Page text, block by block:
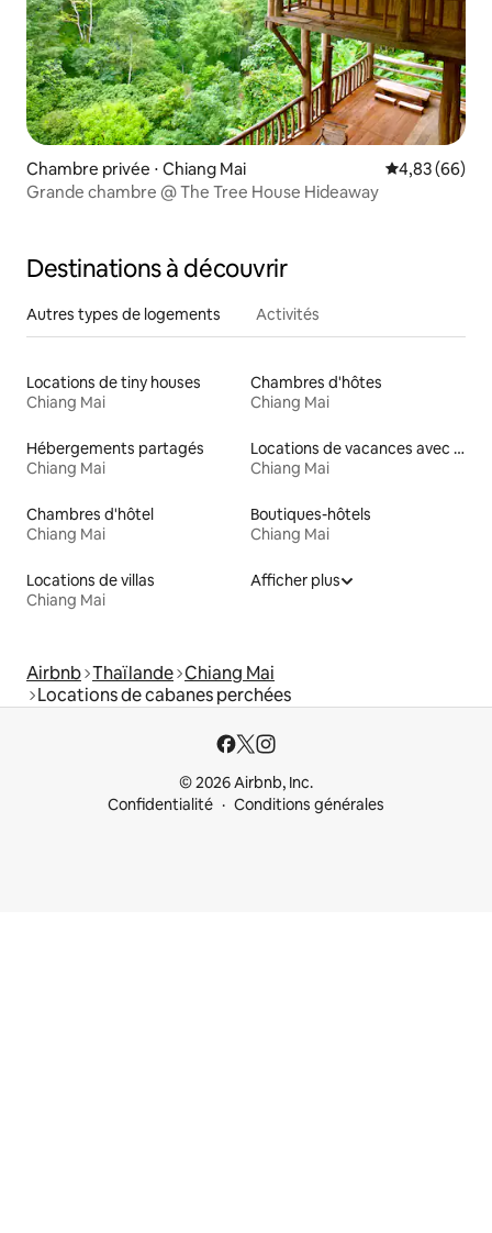
Chambre privée ⋅ Chiang Mai Évaluation
4,83 (66)
Grande chambre @ The Tree House Hideaway
Destinations à découvrir
Autres types de logements Activités
Locations de tiny houses
Chiang Mai
Chambres d'hôtes
Chiang Mai
Hébergements partagés
Chiang Mai
Locations de vacances avec piscine
Chiang Mai
Chambres d'hôtel
Chiang Mai
Boutiques-hôtels
Chiang Mai
Locations de villas
Chiang Mai
Afficher plus
Airbnb Thaïlande Chiang Mai
Locations de cabanes perchées
© 2026 Airbnb, Inc.
Confidentialité
Conditions générales